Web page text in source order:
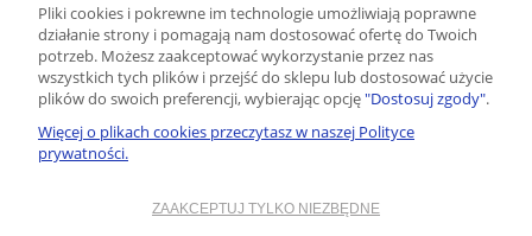
NEWSLETTER
Podaj swój adres e-mail, jeżeli chcesz otrzymywać informacje o
Pliki cookies i pokrewne im technologie umożliwiają poprawne
działanie strony i pomagają nam dostosować ofertę do Twoich
potrzeb. Możesz zaakceptować wykorzystanie przez nas
wszystkich tych plików i przejść do sklepu lub dostosować użycie
plików do swoich preferencji, wybierając opcję"Dostosuj zgody".
Więcej o plikach cookies przeczytasz w naszej Polityce
prywatności.
ZAAKCEPTUJ TYLKO NIEZBĘDNE